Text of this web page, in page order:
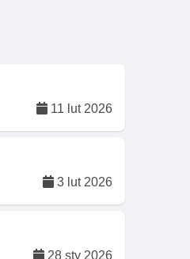
11 lut 2026
3 lut 2026
28 sty 2026